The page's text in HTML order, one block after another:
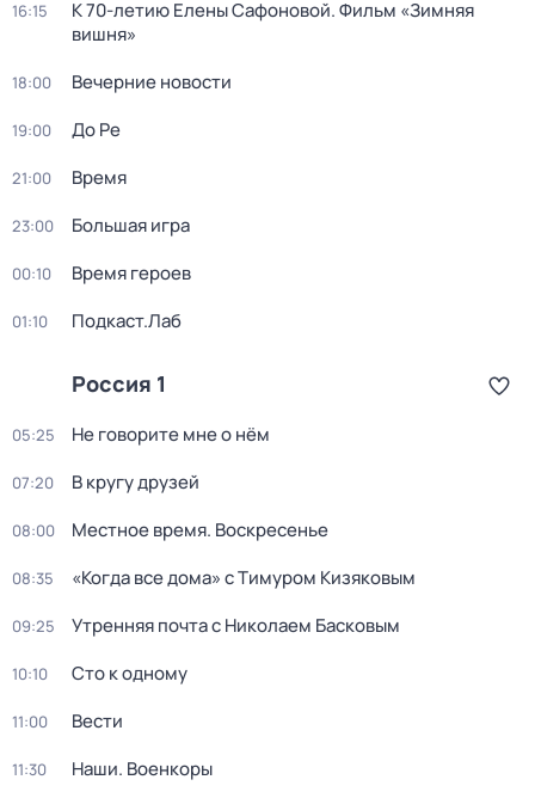
16:15
К 70-летию Елены Сафоновой. Фильм «Зимняя
вишня»
18:00 Вечерние новости
19:00 До Ре
21:00 Время
23:00 Большая игра
00:10 Время героев
01:10 Подкаст.Лаб
Россия 1
05:25 Не говорите мне о нём
07:20 В кругу друзей
08:00 Местное время. Воскресенье
08:35 «Когда все дома» с Тимуром Кизяковым
09:25 Утренняя почта с Николаем Басковым
10:10 Сто к одному
11:00 Вести
11:30 Наши. Военкоры